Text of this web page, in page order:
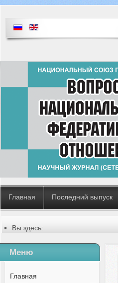
Главная Последний выпуск
Вы здесь:
Содержание выпусков
№ 8 (101), 2023
Русский
Общая информация
Меню
Главная